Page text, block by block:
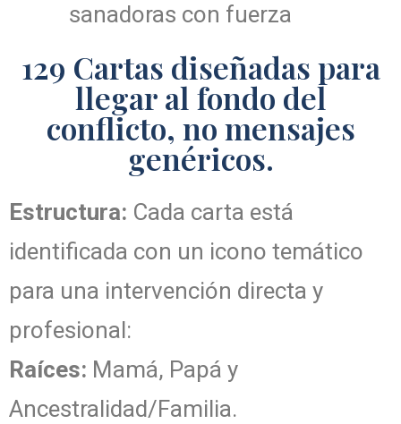
sanadoras con fuerza
129 Cartas diseñadas para
llegar al fondo del
conflicto, no mensajes
genéricos.
Estructura: Cada carta está
identificada con un icono temático
para una intervención directa y
profesional:
Raíces: Mamá, Papá y
Ancestralidad/Familia.